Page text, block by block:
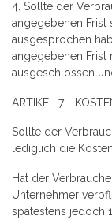
4. Sollte der
angegebenen Frist
ausgesprochen
angegebenen Frist
ausgeschlossen
ARTIKEL 7 -
Sollte der
lediglich die
Hat der
Unternehmer
spätestens jedoch